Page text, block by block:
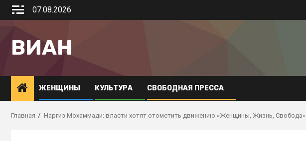
07.08.2026
ВИАН
ЖЕНЩИНЫ КУЛЬТУРА СВОБОДНАЯ ПРЕССА
Главная Наргиз Мохаммади: власти хотят отомстить движению «Женщины, Жизнь, Свобода»